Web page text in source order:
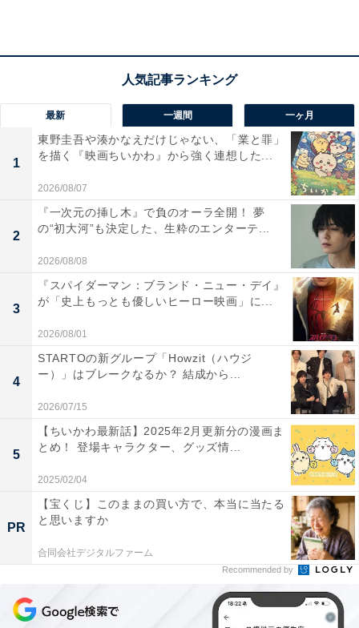
画像出典：フジテレビ『海のはじまり』
海を認知すると決めた夏。一方、弥生は……
夏の実父・溝江のクズ男ぶりが強く印象を残す中、弥生
が抱える複雑な心境に胸が痛んだ第8話。スーパーで
「今日は俺が作る」と言う夏に笑顔を見せた弥生でした
最新 一週間 一ヶ月
1
東野圭吾や湊かなえだけじゃない、「業と罪」
を描く『映画ちいかわ』から強く連想した...
2026/08/07
2
『一次元の挿し木』で負のオーラ全開！ 夢
の“初大河”も決定した、生粋のエンターテ...
2026/08/08
3
『スパイダーマン：ブランド・ニュー・デイ』
が「史上もっとも優しいヒーロー映画」に...
2026/08/01
4
STARTOの新グループ「Howzit（ハウジ
ー）」はブレークなるか？ 結成から...
2026/07/15
5
【ちいかわ最新話】2025年2月更新分の漫画ま
とめ！ 登場キャラクター、グッズ情...
2025/02/04
PR
【宝くじ】このままの買い方で、本当に当たる
と思いますか
合同会社デジタルファーム
Recommended by